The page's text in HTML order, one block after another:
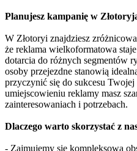
Planujesz kampanię w
W Złotoryi znajdziesz
że reklama wielkoformatowa
dotarcia do różnych segmentów
osoby przejezdne stanowią
przyczynić się do sukcesu
umiejscowieniu reklamy masz
zainteresowaniach i potrzebach.
Dlaczego warto skorzystać z
- Zajmujemy się kompleksową